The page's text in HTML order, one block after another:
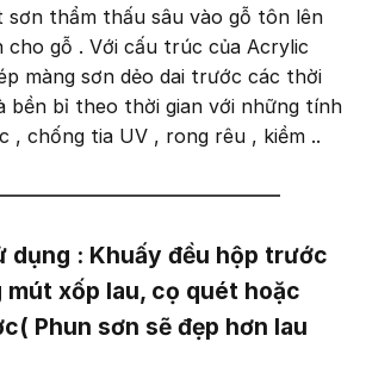
sơn thẩm thấu sâu vào gỗ tôn lên
cho gỗ . Với cấu trúc của Acrylic
màng sơn dẻo dai trước các thời
bền bỉ theo thời gian với những tính
, chống tia UV , rong rêu , kiềm ..
dụng : Khuấy đều hộp trước
mút xốp lau, cọ quét hoặc
Phun sơn sẽ đẹp hơn lau